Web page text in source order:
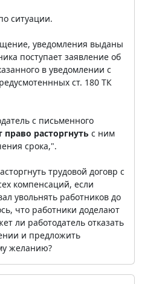
ситуации.
уведомления выданы
поступает заявление об
в уведомлении с
ст. 180 ТК
с письменного
право расторгнуть с ним
срока,".
трудовой договр с
компенсаций, если
увольнять работников до
что работники доделают
ли работодатель отказать
и предложить
желанию?